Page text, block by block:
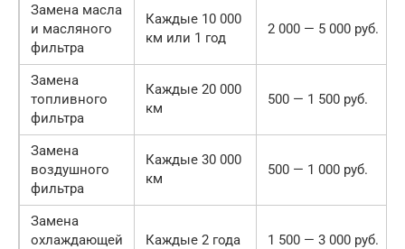
Замена масла
и масляного
фильтра
Каждые 10 000
км или 1 год
2 000 — 5 000 руб.
Замена
топливного
фильтра
Каждые 20 000
км
500 — 1 500 руб.
Замена
воздушного
фильтра
Каждые 30 000
км
500 — 1 000 руб.
Замена
охлаждающей
Каждые 2 года 1 500 — 3 000 руб.